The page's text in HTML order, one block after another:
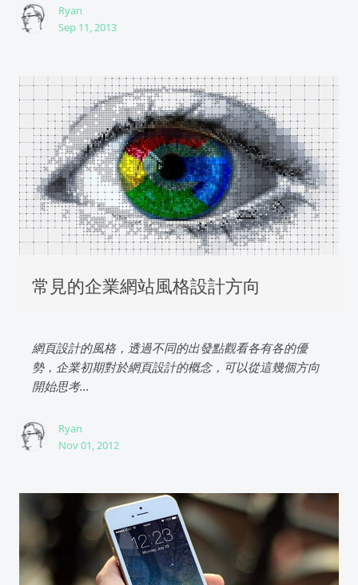
Ryan
Sep 11, 2013
常見的企業網站風格設計方向
網頁設計的風格，透過不同的出發點觀看各有各的優
勢，企業初期對於網頁設計的概念，可以從這幾個方向
開始思考...
Ryan
Nov 01, 2012